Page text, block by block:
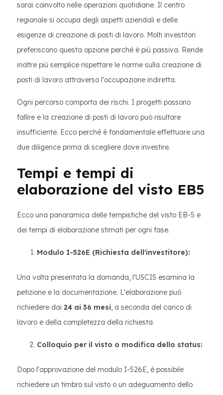
sarai coinvolto nelle operazioni quotidiane. Il centro
regionale si occupa degli aspetti aziendali e delle
esigenze di creazione di posti di lavoro. Molti investitori
preferiscono questa opzione perché è più passiva. Rende
inoltre più semplice rispettare le norme sulla creazione di
posti di lavoro attraverso l'occupazione indiretta.
Ogni percorso comporta dei rischi. I progetti possono
fallire e la creazione di posti di lavoro può risultare
insufficiente. Ecco perché è fondamentale effettuare una
due diligence prima di scegliere dove investire.
Tempi e tempi di
elaborazione del visto EB5
Ecco una panoramica delle tempistiche del visto EB-5 e
dei tempi di elaborazione stimati per ogni fase.
Modulo I-526E (Richiesta dell'investitore):
Una volta presentata la domanda, l'USCIS esamina la
petizione e la documentazione. L'elaborazione può
richiedere dai 24 ai 36 mesi, a seconda del carico di
lavoro e della completezza della richiesta.
Colloquio per il visto o modifica dello status:
Dopo l'approvazione del modulo I-526E, è possibile
richiedere un timbro sul visto o un adeguamento dello